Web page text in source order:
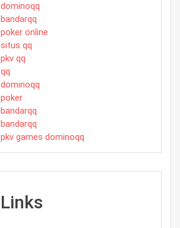
dominoqq
bandarqq
poker online
situs qq
pkv qq
qq
dominoqq
poker
bandarqq
bandarqq
pkv games dominoqq
Links